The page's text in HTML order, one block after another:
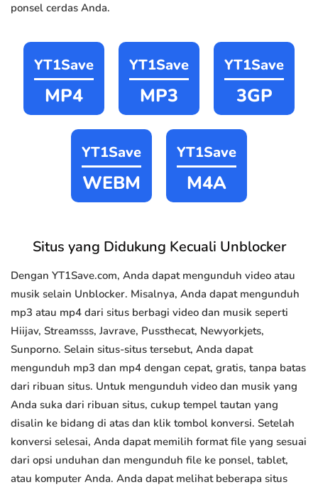
ponsel cerdas Anda.
YT1Save
MP4
YT1Save
MP3
YT1Save
3GP
YT1Save
WEBM
YT1Save
M4A
Situs yang Didukung Kecuali Unblocker
Dengan YT1Save.com, Anda dapat mengunduh video atau
musik selain Unblocker. Misalnya, Anda dapat mengunduh
mp3 atau mp4 dari situs berbagi video dan musik seperti
Hiijav, Streamsss, Javrave, Pussthecat, Newyorkjets,
Sunporno. Selain situs-situs tersebut, Anda dapat
mengunduh mp3 dan mp4 dengan cepat, gratis, tanpa batas
dari ribuan situs. Untuk mengunduh video dan musik yang
Anda suka dari ribuan situs, cukup tempel tautan yang
disalin ke bidang di atas dan klik tombol konversi. Setelah
konversi selesai, Anda dapat memilih format file yang sesuai
dari opsi unduhan dan mengunduh file ke ponsel, tablet,
atau komputer Anda. Anda dapat melihat beberapa situs